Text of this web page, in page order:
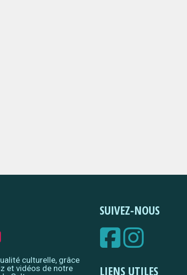
culturelle, grâce
et vidéos de notre
SUIVEZ-NOUS
LIENS UTILES